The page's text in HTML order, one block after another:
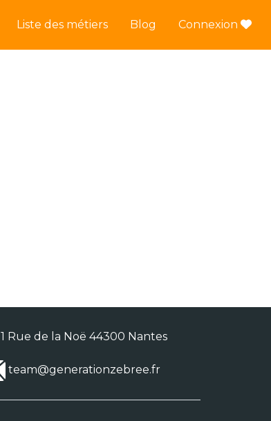
Liste des métiers Blog Connexion
1 Rue de la Noë 44300 Nantes
team@generationzebree.fr